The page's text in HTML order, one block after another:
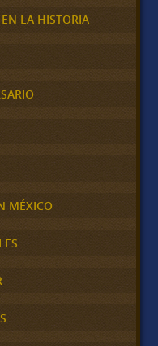
LA HISTORIA
MÉXICO